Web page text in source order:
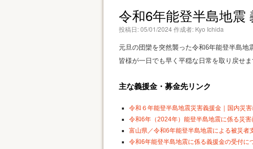
令和6年能登半島地震
投稿日:05/01/2024作成者: Kyo Ichida
元旦の団欒を突然襲った令和6年能登半島地
皆様が一日でも早く平穏な日常を取り戻せ
主な義援金・募金先リンク
令和６年能登半島地震災害義援金｜国内災
令和6年（2024年）能登半島地震に係る災
富山県／令和6年能登半島地震による被災者
令和6年能登半島地震に係る義援金の受付に